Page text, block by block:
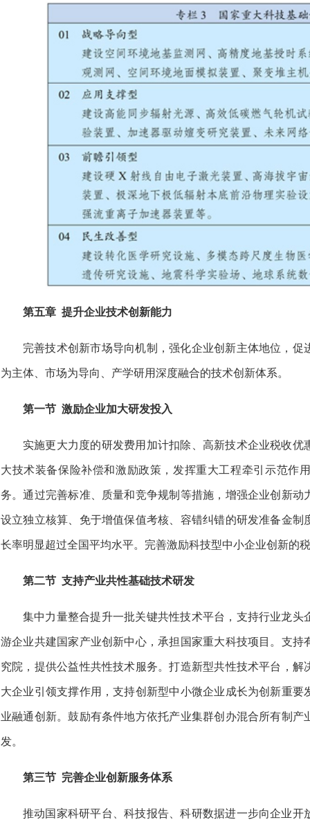
第五章 提升企业技术创新能力
完善技术创新市场导向机制，强化企业创新主体地位，
为主体、市场为导向、产学研用深度融合的技术创新体系。
第一节 激励企业加大研发投入
实施更大力度的研发费用加计扣除、高新技术企业税收
大技术装备保险补偿和激励政策，发挥重大工程牵引示范作
务。通过完善标准、质量和竞争规制等措施，增强企业创新
设立独立核算、免于增值保值考核、容错纠错的研发准备金
长率明显超过全国平均水平。完善激励科技型中小企业创新的
第二节 支持产业共性基础技术研发
集中力量整合提升一批关键共性技术平台，支持行业龙
游企业共建国家产业创新中心，承担国家重大科技项目。支
究院，提供公益性共性技术服务。打造新型共性技术平台，
大企业引领支撑作用，支持创新型中小微企业成长为创新重
业融通创新。鼓励有条件地方依托产业集群创办混合所有制
发。
第三节 完善企业创新服务体系
推动国家科研平台、科技报告、科研数据进一步向企业